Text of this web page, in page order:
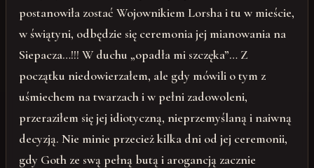
postanowiła zostać Wojownikiem Lorsha i tu w mieście,
w świątyni, odbędzie się ceremonia jej mianowania na
Siepacza…!!! W duchu „opadła mi szczęka”… Z
początku niedowierzałem, ale gdy mówili o tym z
uśmiechem na twarzach i w pełni zadowoleni,
przeraziłem się jej idiotyczną, nieprzemyślaną i naiwną
decyzją. Nie minie przecież kilka dni od jej ceremonii,
gdy Goth ze swą pełną butą i arogancją zacznie